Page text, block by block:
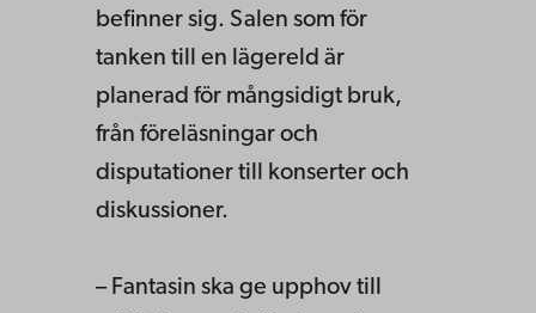
befinner sig. Salen som för
tanken till en lägereld är
planerad för mångsidigt bruk,
från föreläsningar och
disputationer till konserter och
diskussioner.
– Fantasin ska ge upphov till